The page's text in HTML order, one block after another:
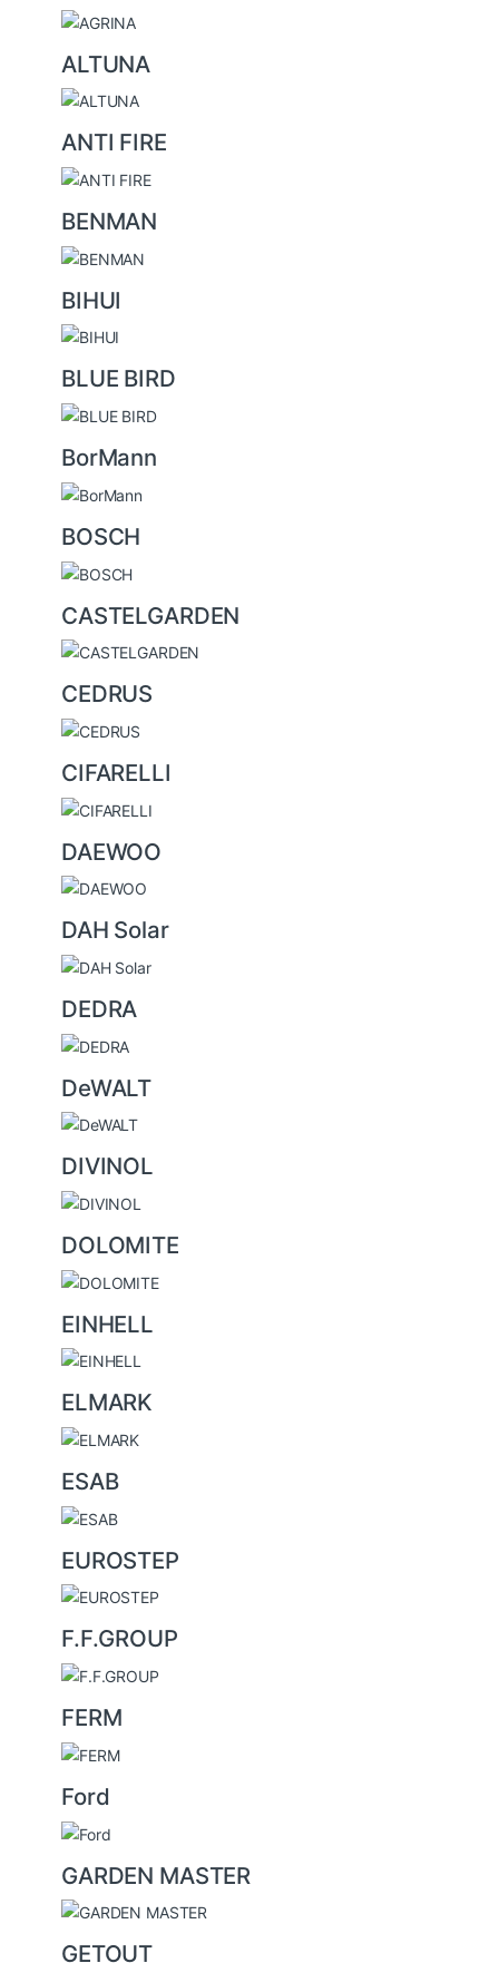
ALTUNA
ANTI FIRE
BENMAN
BIHUI
BLUE BIRD
BorMann
BOSCH
CASTELGARDEN
CEDRUS
CIFARELLI
DAEWOO
DAH Solar
DEDRA
DeWALT
DIVINOL
DOLOMITE
EINHELL
ELMARK
ESAB
EUROSTEP
F.F.GROUP
FERM
Ford
GARDEN MASTER
GETOUT